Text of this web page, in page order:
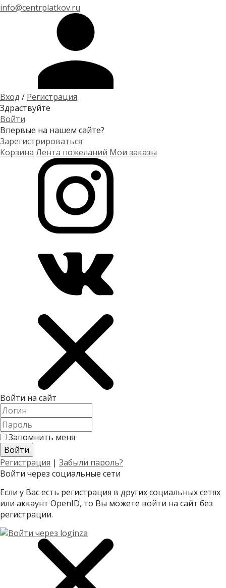
info@centrplatkov.ru
Вход / Регистрация
Здраствуйте
Войти
Впервые на нашем сайте?
Зарегистрироваться
Корзина Лента пожеланий Мои заказы
Войти на сайт
Запомнить меня
Регистрация | Забыли пароль?
Войти через социальные сети
Если у Вас есть регистрация в других социальных сетях
или аккаунт OpenID, то Вы можете войти на сайт без
регистрации.